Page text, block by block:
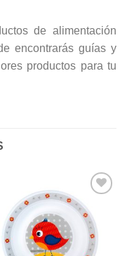
de alimentación
encontrarás guías y
productos para tu
a la
lista de
deseos